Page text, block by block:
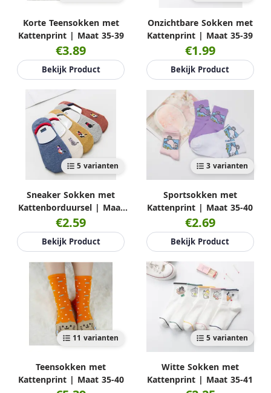
Korte Teensokken met
Kattenprint | Maat 35-39
€3.89
Bekijk Product
Onzichtbare Sokken met
Kattenprint | Maat 35-39
€1.99
Bekijk Product
5 varianten
Sneaker Sokken met
Kattenborduursel | Maat
35-39
€2.59
Bekijk Product
3 varianten
Sportsokken met
Kattenprint | Maat 35-40
€2.69
Bekijk Product
11 varianten
Teensokken met
Kattenprint | Maat 35-40
5 varianten
Witte Sokken met
Kattenprint | Maat 35-41